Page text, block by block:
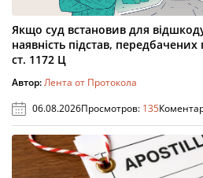
Якщо суд встановив для
наявність підстав,
ст. 1172 Ц
Автор:Лента от Протокола
06.08.2026Просмотров: 135